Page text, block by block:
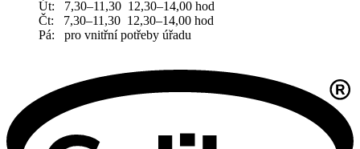
Út: 7,30–11,30 12,30–14,00 hod
Čt: 7,30–11,30 12,30–14,00 hod
Pá: pro vnitřní potřeby úřadu